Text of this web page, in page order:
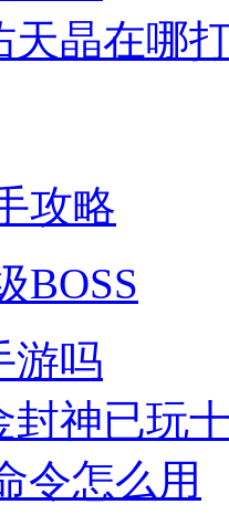
天晶在哪
攻略
BOSS
游吗
封神已玩
令怎么用